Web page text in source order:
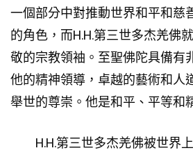
一個部分中對推動世界和平和慈
的角色，而H.H.第三世多杰羌佛
敬的宗教領袖。至聖佛陀具備有
他的精神領導，卓越的藝術和人
舉世的尊崇。他是和平、平等和
H.H.第三世多杰羌佛被世界